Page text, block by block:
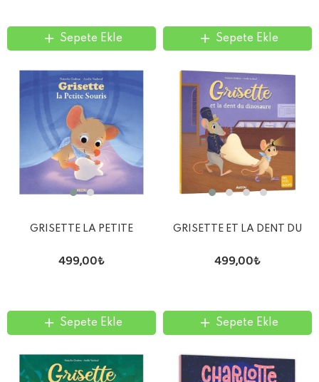
Sepete Ekle Sepete Ekle
GRISETTE LA PETITE
499,00₺
Sepete Ekle
GRISETTE ET LA DENT DU
499,00₺
Sepete Ekle